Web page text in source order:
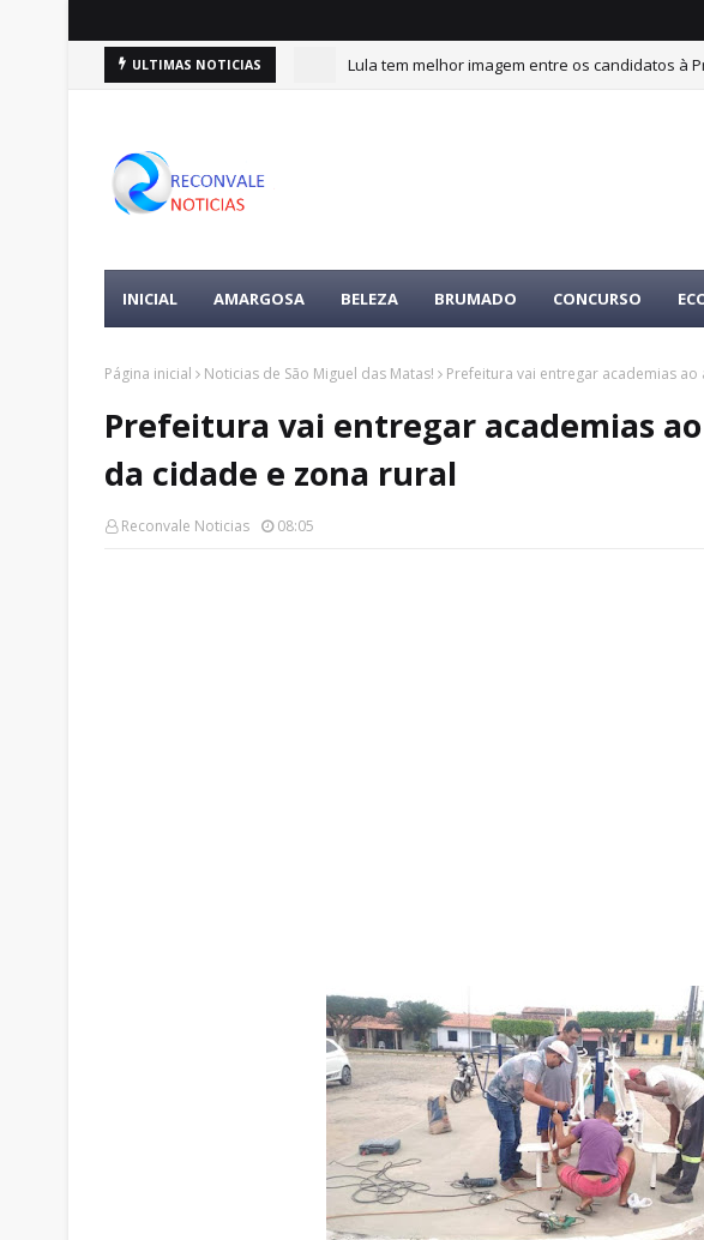
ULTIMAS NOTICIAS
Lula tem melhor imagem entre os candidatos à
Alfredo Gaspar é anunciado como vice de
INICIAL AMARGOSA BELEZA BRUMADO CONCURSO
Página inicial Noticias de São Miguel das Matas! Prefeitura vai entregar academias
Prefeitura vai entregar academias
da cidade e zona rural
Reconvale Noticias 08:05